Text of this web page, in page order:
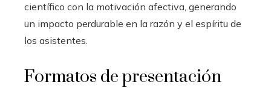
científico con la motivación afectiva, generando
un impacto perdurable en la razón y el espíritu de
los asistentes.
Formatos de presentación